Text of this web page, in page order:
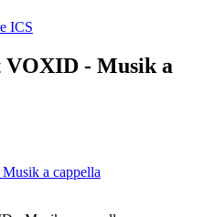
- Musik a